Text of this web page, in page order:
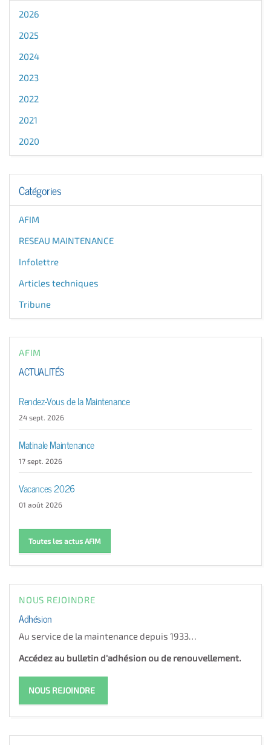
2026
2025
2024
2023
2022
2021
2020
Catégories
AFIM
RESEAU MAINTENANCE
Infolettre
Articles techniques
Tribune
AFIM
ACTUALITÉS
Rendez-Vous de la Maintenance
24 sept. 2026
Matinale Maintenance
17 sept. 2026
Vacances 2026
01 août 2026
Toutes les actus AFIM
NOUS REJOINDRE
Adhésion
Au service de la maintenance depuis 1933…
Accédez au bulletin d'adhésion ou de renouvellement.
NOUS REJOINDRE